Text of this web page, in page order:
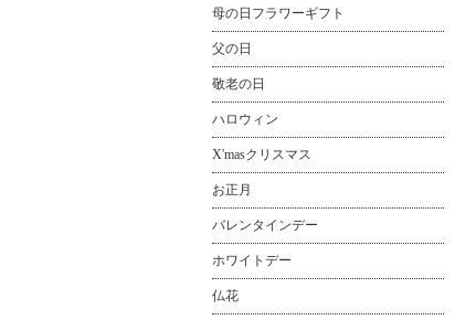
母の日フラワーギフト
父の日
敬老の日
ハロウィン
X'masクリスマス
お正月
バレンタインデー
ホワイトデー
仏花